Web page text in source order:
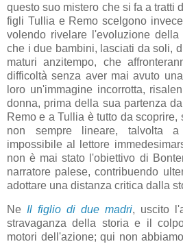
questo suo mistero che si fa a tratti
figli Tullia e Remo scelgono
volendo rivelare l'evoluzione
che i due bambini, lasciati da soli,
maturi anzitempo, che
difficoltà senza aver mai avuto
loro un'immagine incorrotta,
donna, prima della sua partenza
Remo e a Tullia è tutto da
non sempre lineare, talvolta
impossibile al lettore
non è mai stato l'obiettivo di
narratore palese, contribuendo
adottare una distanza critica dalla
Ne Il figlio di due madri, uscito
stravaganza della storia e il
motori dell'azione; qui non